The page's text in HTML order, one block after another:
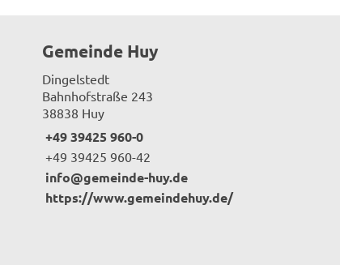
Gemeinde Huy
Dingelstedt
Bahnhofstraße 243
38838 Huy
+49 39425 960-0
+49 39425 960-42
info@gemeinde-huy.de
https://www.gemeindehuy.de/